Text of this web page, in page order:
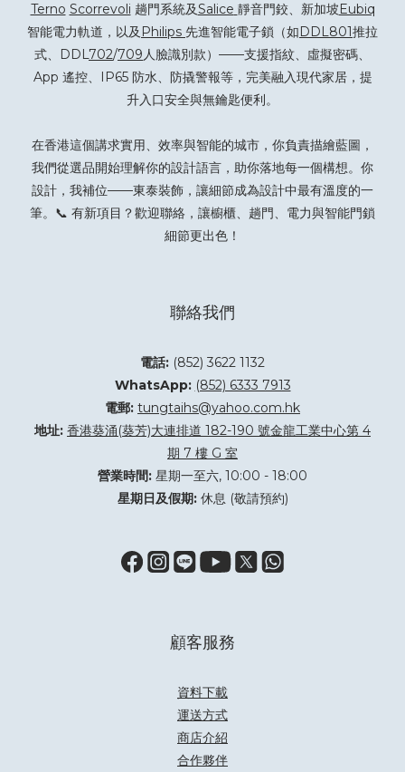
Terno Scorrevoli 趟門系統及Salice 靜音門鉸、新加坡 Eubiq
智能電力軌道，以及 Philips 先進智能電子鎖（如 DDL801推拉
式、DDL702/709人臉識別款）——支援指紋、虛擬密碼、
App 遙控、IP65 防水、防撬警報等，完美融入現代家居，提
升入口安全與無鑰匙便利。
在香港這個講求實用、效率與智能的城市，你負責描繪藍圖，
我們從選品開始理解你的設計語言，助你落地每一個構想。你
設計，我補位——東泰裝飾，讓細節成為設計中最有溫度的一
筆。📞 有新項目？歡迎聯絡 ，讓櫥櫃、趟門、電力與智能門鎖
細節更出色！
聯絡我們
電話: (852) 3622 1132
WhatsApp: (852) 6333 7913
電郵: tungtaihs@yahoo.com.hk
地址: 香港葵涌(葵芳)大連排道 182-190 號金龍工業中心第 4
期 7 樓 G 室
營業時間: 星期一至六, 10:00 - 18:00
星期日及假期:休息 (敬請預約)
顧客服務
資料下載
運送方式
商店介紹
合作夥伴